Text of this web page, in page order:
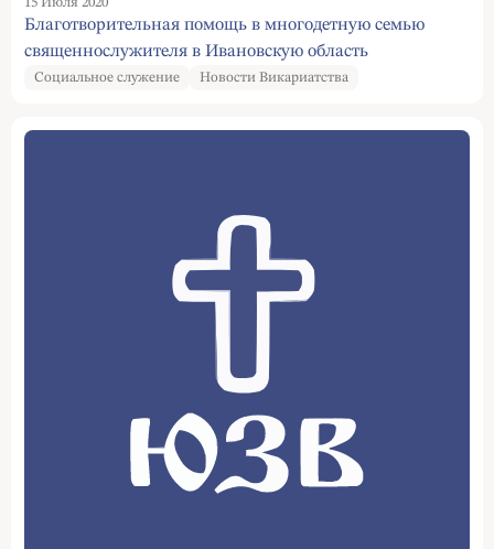
Благотворительная помощь в многодетную семью
священнослужителя в Ивановскую область
Социальное служение Новости Викариатства